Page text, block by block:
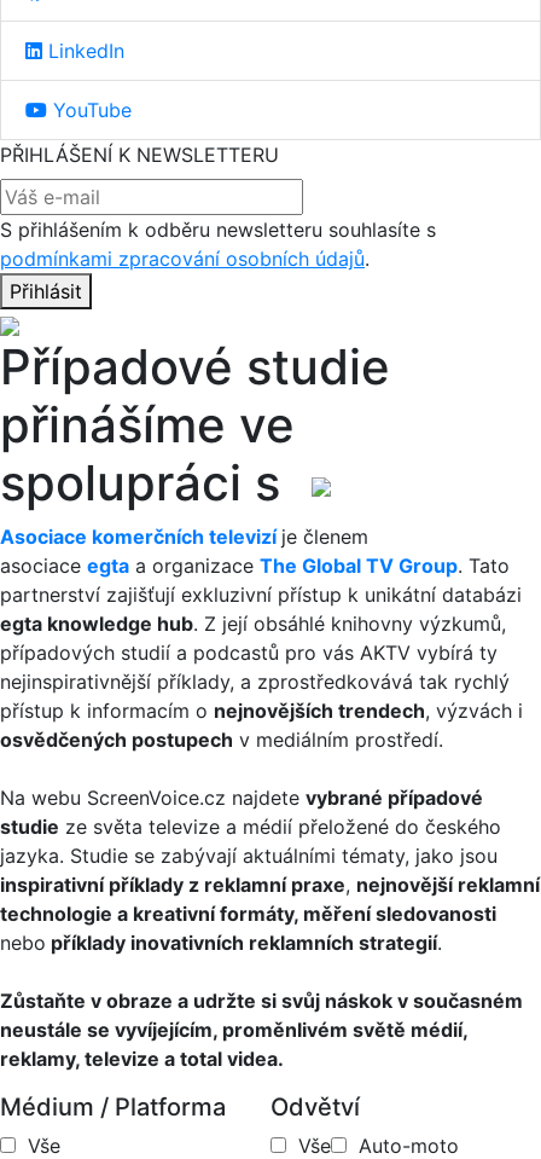
LinkedIn
YouTube
PŘIHLÁŠENÍ K NEWSLETTERU
S přihlášením k odběru newsletteru souhlasíte s
podmínkami zpracování osobních údajů.
Přihlásit
Případové studie
přinášíme ve
spolupráci s
Asociace komerčních televizí je členem
asociace egta a organizace The Global TV Group. Tato
partnerství zajišťují exkluzivní přístup k unikátní databázi
egta knowledge hub. Z její obsáhlé knihovny výzkumů,
případových studií a podcastů pro vás AKTV vybírá ty
nejinspirativnější příklady, a zprostředkovává tak rychlý
přístup k informacím o nejnovějších trendech, výzvách i
osvědčených postupech v mediálním prostředí.
Na webu ScreenVoice.cz najdete vybrané případové
studie ze světa televize a médií přeložené do českého
jazyka. Studie se zabývají aktuálními tématy, jako jsou
inspirativní příklady z reklamní praxe, nejnovější reklamní
technologie a kreativní formáty, měření sledovanosti
nebo příklady inovativních reklamních strategií.
Zůstaňte v obraze a udržte si svůj náskok v současném
neustále se vyvíjejícím, proměnlivém světě médií,
reklamy, televize a total videa.
Médium / Platforma
Vše
Odvětví
Vše
Auto-moto